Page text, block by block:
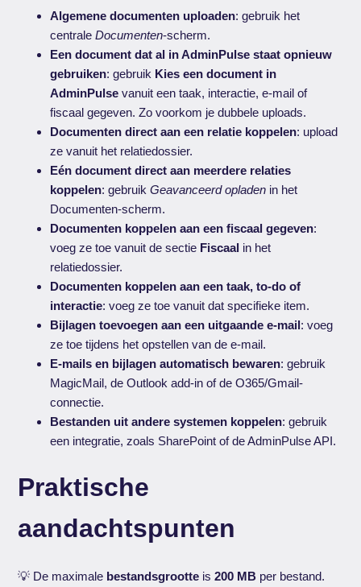
Algemene documenten uploaden: gebruik het
centraleDocumenten-scherm.
Een document dat al in AdminPulse staat opnieuw
gebruiken: gebruik Kies een document in
AdminPulse vanuit een taak, interactie, e-mail of
fiscaal gegeven. Zo voorkom je dubbele uploads.
Documenten direct aan een relatie koppelen: upload
ze vanuit het relatiedossier.
Eén document direct aan meerdere relaties
koppelen: gebruikGeavanceerd opladen in het
Documenten-scherm.
Documenten koppelen aan een fiscaal gegeven:
voeg ze toe vanuit de sectie Fiscaal in het
relatiedossier.
Documenten koppelen aan een taak, to-do of
interactie: voeg ze toe vanuit dat specifieke item.
Bijlagen toevoegen aan een uitgaande e-mail: voeg
ze toe tijdens het opstellen van de e-mail.
E-mails en bijlagen automatisch bewaren: gebruik
MagicMail, de Outlook add-in of de O365/Gmail-
connectie.
Bestanden uit andere systemen koppelen: gebruik
een integratie, zoals SharePoint of de AdminPulse API.
Praktische
aandachtspunten
💡 De maximale bestandsgrootte is200 MB per bestand.